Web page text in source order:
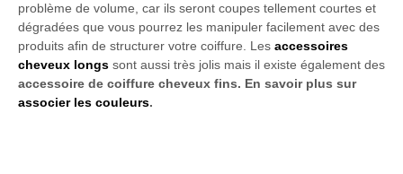
problème de volume, car ils seront coupes tellement courtes et
dégradées que vous pourrez les manipuler facilement avec des
produits afin de structurer votre coiffure. Les accessoires
cheveux longs sont aussi très jolis mais il existe également des
accessoire de coiffure cheveux fins. En savoir plus sur
associer les couleurs.